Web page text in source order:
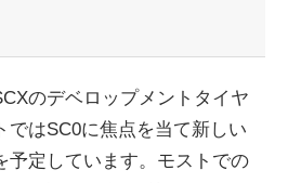
のデベロップメントタイヤ
ではSC0に焦点を当て新しい
予定しています。モストでの